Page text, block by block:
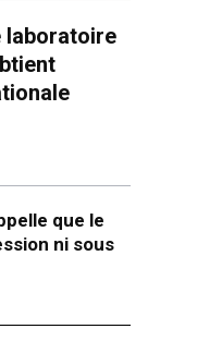
laboratoire
que le
ni sous